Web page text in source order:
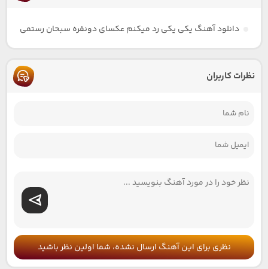
دانلود آهنگ یکی یکی رد میکنم عکسای دونفره سبحان رستمی
نظرات کاربران
نظری برای این آهنگ ارسال نشده، شما اولین نظر باشید